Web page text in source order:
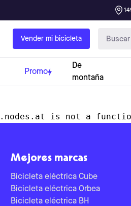
Vender mi bicicleta
Promo
De
montaña
is not a
Mejores marcas
Bicicleta eléctrica Cube
Bicicleta eléctrica Orbea
Bicicleta eléctrica BH